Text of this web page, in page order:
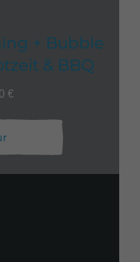
+ Bubble
& BBQ
€